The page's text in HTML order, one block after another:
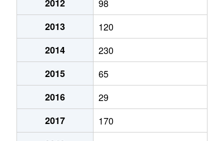
2012
98
2013
120
2014
230
2015
65
2016
29
2017
170